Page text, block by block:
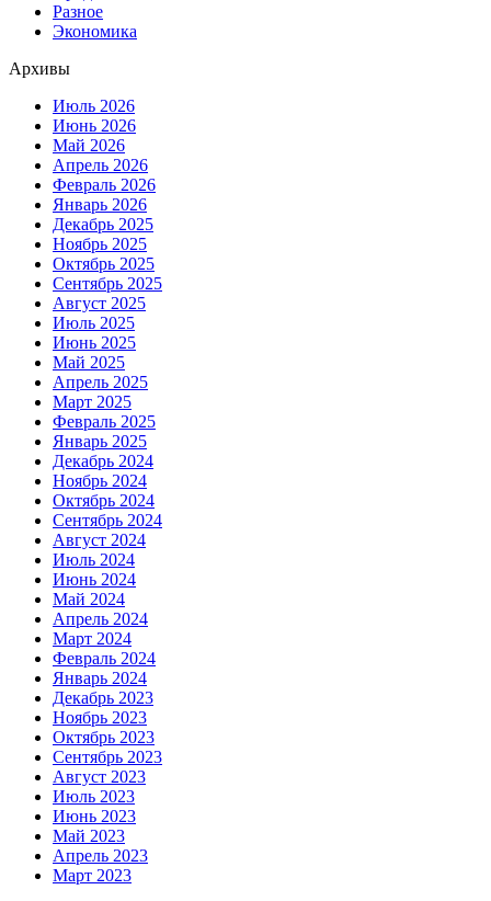
Разное
Экономика
Архивы
Июль 2026
Июнь 2026
Май 2026
Апрель 2026
Февраль 2026
Январь 2026
Декабрь 2025
Ноябрь 2025
Октябрь 2025
Сентябрь 2025
Август 2025
Июль 2025
Июнь 2025
Май 2025
Апрель 2025
Март 2025
Февраль 2025
Январь 2025
Декабрь 2024
Ноябрь 2024
Октябрь 2024
Сентябрь 2024
Август 2024
Июль 2024
Июнь 2024
Май 2024
Апрель 2024
Март 2024
Февраль 2024
Январь 2024
Декабрь 2023
Ноябрь 2023
Октябрь 2023
Сентябрь 2023
Август 2023
Июль 2023
Июнь 2023
Май 2023
Апрель 2023
Март 2023